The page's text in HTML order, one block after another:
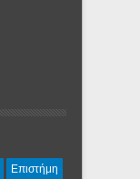
Επιστήμη